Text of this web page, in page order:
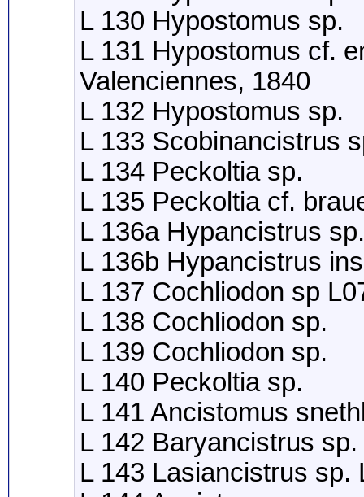
L 130 Hypostomus sp.
L 131 Hypostomus cf.
Valenciennes, 1840
L 132 Hypostomus sp.
L 133 Scobinancistrus
L 134 Peckoltia sp.
L 135 Peckoltia cf.
L 136a Hypancistrus
L 136b Hypancistrus
L 137 Cochliodon sp
L 138 Cochliodon sp.
L 139 Cochliodon sp.
L 140 Peckoltia sp.
L 141 Ancistomus
L 142 Baryancistrus sp.
L 143 Lasiancistrus sp.